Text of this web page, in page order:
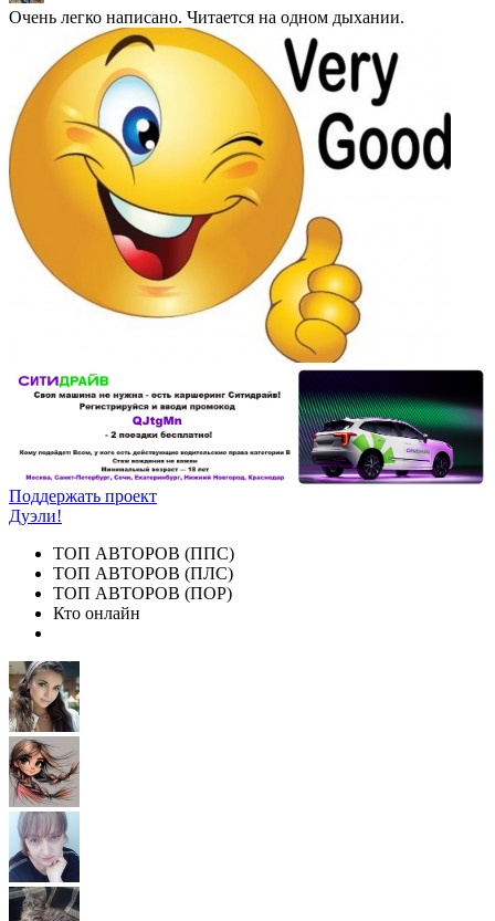
Очень легко написано. Читается на одном дыхании.
Поддержать проект
Дуэли!
ТОП АВТОРОВ (ППС)
ТОП АВТОРОВ (ПЛС)
ТОП АВТОРОВ (ПОР)
Кто онлайн